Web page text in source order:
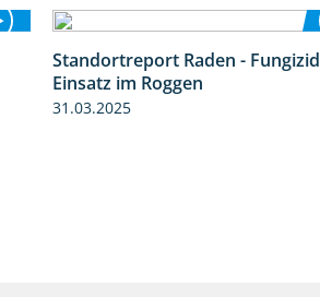
Standortreport Raden - Fungizid
Einsatz im Roggen
31.03.2025